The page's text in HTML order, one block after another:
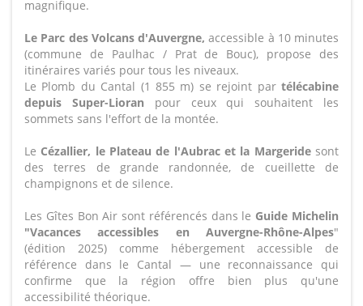
magnifique.
Le Parc des Volcans d'Auvergne, accessible à 10 minutes
(commune de Paulhac / Prat de Bouc), propose des
itinéraires variés pour tous les niveaux.
Le Plomb du Cantal (1 855 m) se rejoint par télécabine
depuis Super-Lioran pour ceux qui souhaitent les
sommets sans l'effort de la montée.
Le Cézallier, le Plateau de l'Aubrac et la Margeridesont
des terres de grande randonnée, de cueillette de
champignons et de silence.
Les Gîtes Bon Air sont référencés dans le Guide Michelin
"Vacances accessibles en Auvergne-Rhône-Alpes"
(édition 2025) comme hébergement accessible de
référence dans le Cantal — une reconnaissance qui
confirme que la région offre bien plus qu'une
accessibilité théorique.